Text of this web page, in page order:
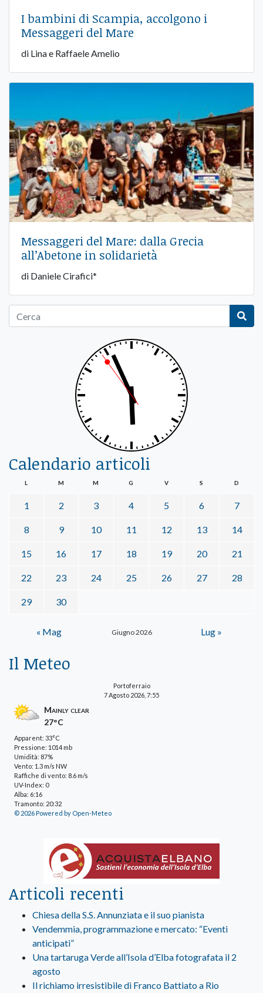
I bambini di Scampia, accolgono i
Messaggeri del Mare
di Lina e Raffaele Amelio
Messaggeri del Mare: dalla Grecia
all’Abetone in solidarietà
di Daniele Cirafici*
Calendario articoli
Giugno 2026
L M M G V S D
1 2 3 4 5 6 7
8 9 10 11 12 13 14
15 16 17 18 19 20 21
22 23 24 25 26 27 28
29 30
« Mag Lug »
Il Meteo
Portoferraio
7 Agosto 2026, 7:55
Mainly clear
27°C
Apparent: 33°C
Pressione: 1014 mb
Umidità: 87%
Vento: 1.3 m/s NW
Raffiche di vento: 8.6 m/s
UV-Index: 0
Alba: 6:16
Tramonto: 20:32
© 2026 Powered by Open-Meteo
Articoli recenti
Chiesa della S.S. Annunziata e il suo pianista
Vendemmia, programmazione e mercato: “Eventi
anticipati”
Una tartaruga Verde all’Isola d’Elba fotografata il 2
agosto
Il richiamo irresistibile di Franco Battiato a Rio